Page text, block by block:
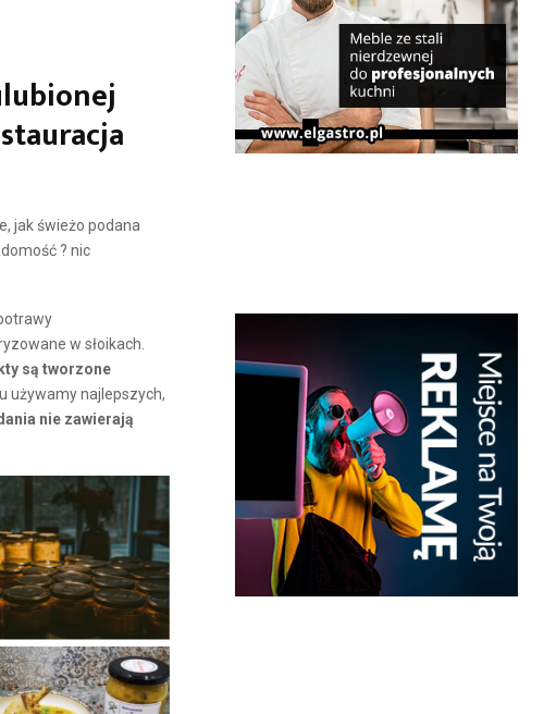
jak świeżo podana
? nic
w słoikach.
są tworzone
używamy najlepszych,
nie zawierają